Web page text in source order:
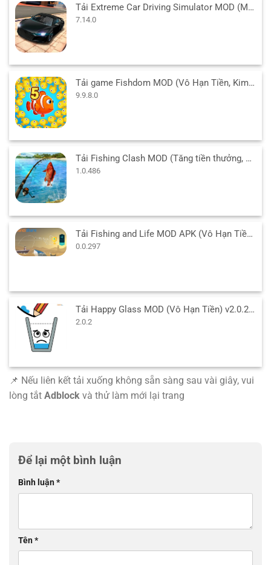
Tải Extreme Car Driving Simulator MOD (Menu/Tiền/Full Xe) 7.14.0 APK
7.14.0
Tải game Fishdom MOD (Vô Hạn Tiền, Kim Cương) 9.9.8.0 APK
9.9.8.0
Tải Fishing Clash MOD (Tăng tiền thưởng, Tự động câu) 1.0.486 APK
1.0.486
Tải Fishing and Life MOD APK (Vô Hạn Tiền) v0.0.297 cho Android
0.0.297
Tải Happy Glass MOD (Vô Hạn Tiền) v2.0.2 APK cho Android
2.0.2
📌 Nếu liên kết tải xuống không sẵn sàng sau vài giây, vui
lòng tắt Adblock và thử làm mới lại trang
Để lại một bình luận
Bình luận*
Tên*